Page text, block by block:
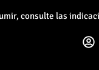
consulte las